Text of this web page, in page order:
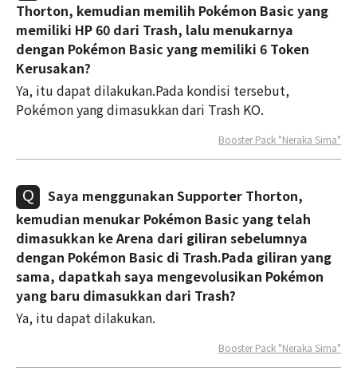
Thorton, kemudian memilih Pokémon Basic yang
memiliki HP 60 dari Trash, lalu menukarnya
dengan Pokémon Basic yang memiliki 6 Token
Kerusakan?
Ya, itu dapat dilakukan.Pada kondisi tersebut,
Pokémon yang dimasukkan dari Trash KO.
Booster Pack "Neraka Sirna"
Saya menggunakan Supporter Thorton,
kemudian menukar Pokémon Basic yang telah
dimasukkan ke Arena dari giliran sebelumnya
dengan Pokémon Basic di Trash.Pada giliran yang
sama, dapatkah saya mengevolusikan Pokémon
yang baru dimasukkan dari Trash?
Ya, itu dapat dilakukan.
Booster Pack "Neraka Sirna"